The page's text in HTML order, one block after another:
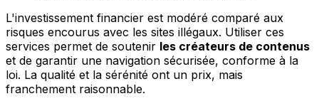
L'investissement financier est modéré comparé aux
risques encourus avec les sites illégaux. Utiliser ces
services permet de soutenir les créateurs de contenus
et de garantir une navigation sécurisée, conforme à la
loi. La qualité et la sérénité ont un prix, mais
franchement raisonnable.